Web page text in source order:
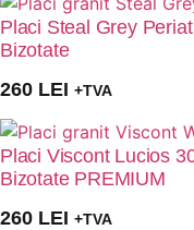
Placi Steal Grey
Bizotate
260 LEI +TVA
Placi Viscont Lucios
Bizotate PREMIUM
260 LEI +TVA